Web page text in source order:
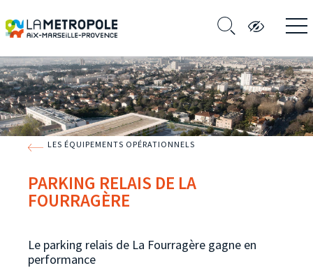
LES ÉQUIPEMENTS OPÉRATIONNELS
PARKING RELAIS DE LA
FOURRAGÈRE
Le parking relais de La Fourragère gagne en
performance